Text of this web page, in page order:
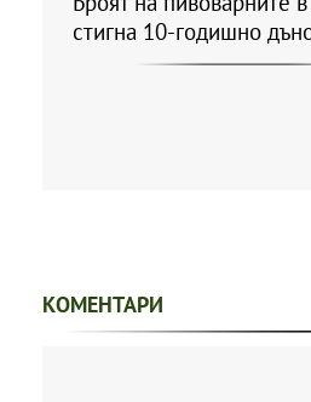
стигна 10-годишно
КОМЕНТАРИ